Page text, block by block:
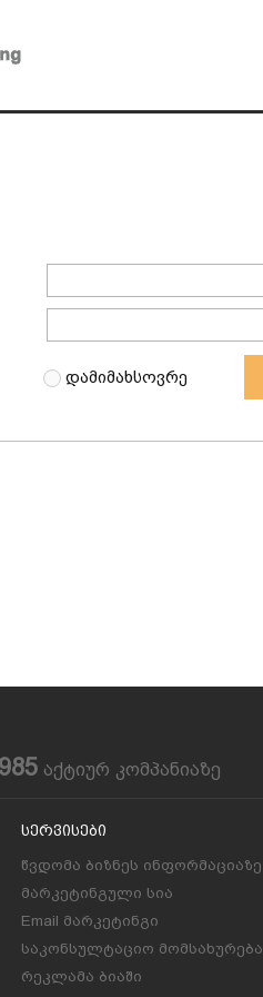
დამიმახსოვრე
აქტიურ კომპანიაზე
Სერვისები
წვდომა ბიზნეს ინფორმაციაზე
მარკეტინგული სია
Email მარკეტინგი
საკონსულტაციო მომსახურება
რეკლამა ბიაში